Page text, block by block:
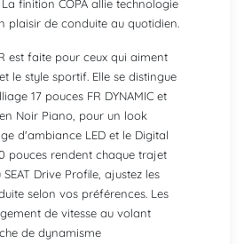
finition COPA allie technologie
plaisir de conduite au quotidien.
est faite pour ceux qui aiment
le style sportif. Elle se distingue
17 pouces FR DYNAMIC et
Noir Piano, pour un look
d'ambiance LED et le Digital
pouces rendent chaque trajet
Drive Profile, ajustez les
selon vos préférences. Les
de vitesse au volant
de dynamisme